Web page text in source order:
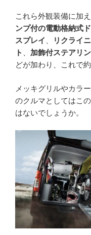
これら外観装備に加
ンプ付の電動格納式
スプレイ
リクライ
ト
加飾付ステアリ
どが加わり、これで
メッキグリルやカラ
のクルマとしてはこ
はないでしょうか。